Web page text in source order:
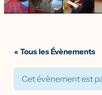
« Tous les Évènements
Cet évènement est